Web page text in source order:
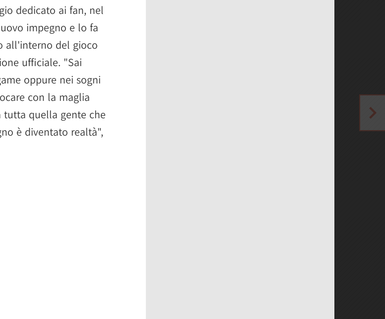
dedicato ai fan, nel
impegno e lo fa
all'interno del gioco
ufficiale. "Sai
oppure nei sogni
con la maglia
tutta quella gente che
è diventato realtà",